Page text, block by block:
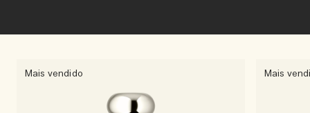
Mais vendido Mais